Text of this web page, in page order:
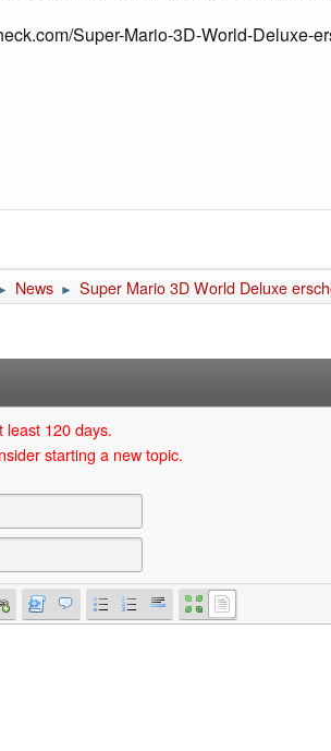
Super-Mario-3D-World-Deluxe-
News ► Super Mario 3D World Deluxe
least 120 days.
starting a new topic.